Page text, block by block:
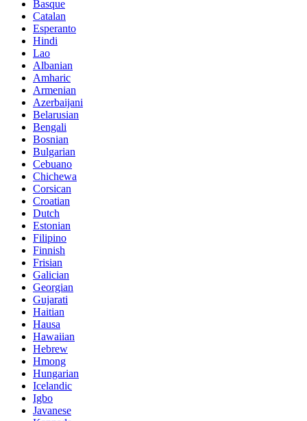
Basque
Catalan
Esperanto
Hindi
Lao
Albanian
Amharic
Armenian
Azerbaijani
Belarusian
Bengali
Bosnian
Bulgarian
Cebuano
Chichewa
Corsican
Croatian
Dutch
Estonian
Filipino
Finnish
Frisian
Galician
Georgian
Gujarati
Haitian
Hausa
Hawaiian
Hebrew
Hmong
Hungarian
Icelandic
Igbo
Javanese